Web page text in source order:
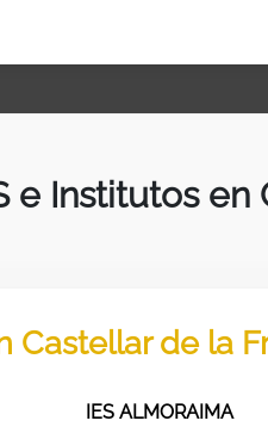
e Institutos
Castellar de la
IES ALMORAIMA